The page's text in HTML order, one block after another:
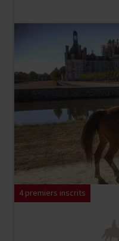
4 premiers inscrits